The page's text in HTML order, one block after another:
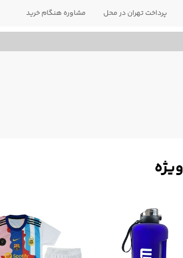
پرداخت تهران در محل مشاوره هنگام خرید